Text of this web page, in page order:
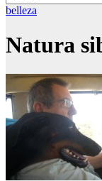
belleza
Natura